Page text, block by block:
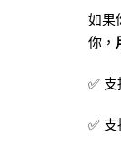
如果
你，
✅
✅